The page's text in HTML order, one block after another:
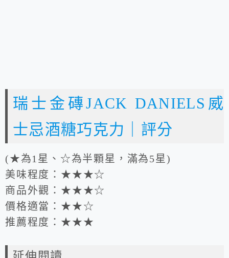
瑞士金磚JACK DANIELS威
士忌酒糖巧克力｜評分
(★為1星、☆為半顆星，滿為5星)
美味程度：★★★☆
商品外觀：★★★☆
價格適當：★★☆
推薦程度：★★★